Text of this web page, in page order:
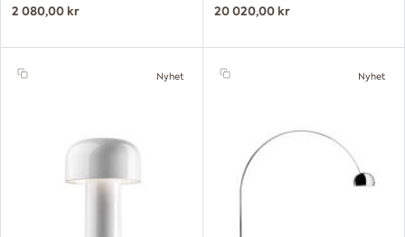
2 080,00 kr 20 020,00 kr
Nyhet Nyhet